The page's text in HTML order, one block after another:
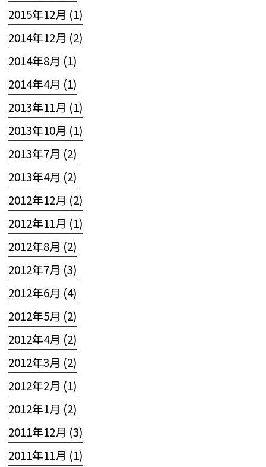
2015年12月 (1)
2014年12月 (2)
2014年8月 (1)
2014年4月 (1)
2013年11月 (1)
2013年10月 (1)
2013年7月 (2)
2013年4月 (2)
2012年12月 (2)
2012年11月 (1)
2012年8月 (2)
2012年7月 (3)
2012年6月 (4)
2012年5月 (2)
2012年4月 (2)
2012年3月 (2)
2012年2月 (1)
2012年1月 (2)
2011年12月 (3)
2011年11月 (1)